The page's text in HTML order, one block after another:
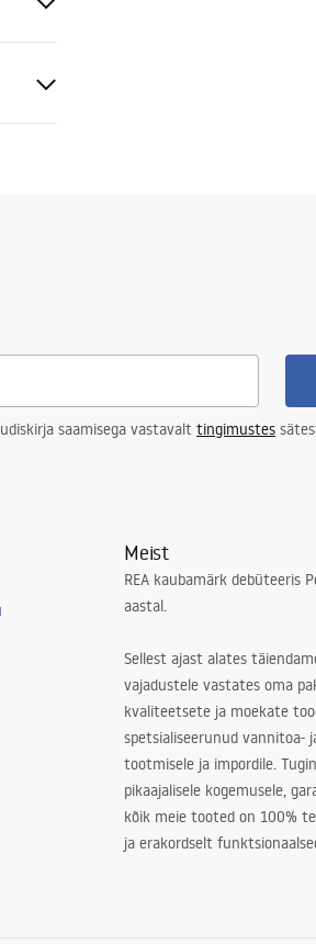
saamisega vastavalt tingimustes
Meist
REA kaubamärk debüteeris
aastal.
Sellest ajast alates
vajadustele vastates oma
kvaliteetsete ja moekate
spetsialiseerunud vannitoa-
tootmisele ja impordile.
pikaajalisele kogemusele,
kõik meie tooted on 100%
ja erakordselt